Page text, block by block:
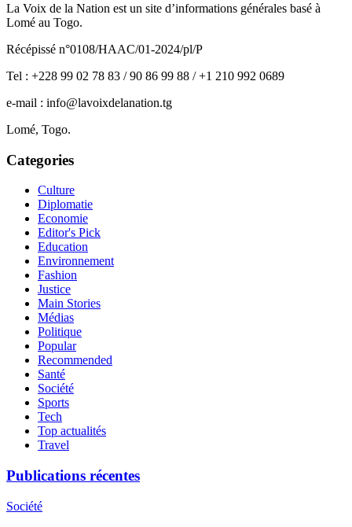
La Voix de la Nation est un site d’informations générales basé à
Lomé au Togo.
Récépissé n°0108/HAAC/01-2024/pl/P
Tel : +228 99 02 78 83 / 90 86 99 88 / +1 210 992 0689
e-mail : info@lavoixdelanation.tg
Lomé, Togo.
Categories
Culture
Diplomatie
Economie
Editor's Pick
Education
Environnement
Fashion
Justice
Main Stories
Médias
Politique
Popular
Recommended
Santé
Société
Sports
Tech
Top actualités
Travel
Publications récentes
Société